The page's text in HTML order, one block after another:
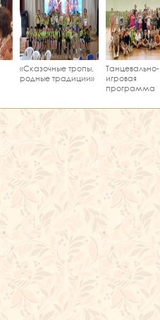
«Сказочные тропы,
родные традиции»
Танцевально-
игровая
программа